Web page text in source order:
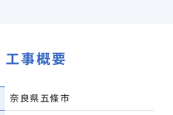
工事概要
奈良県五條市